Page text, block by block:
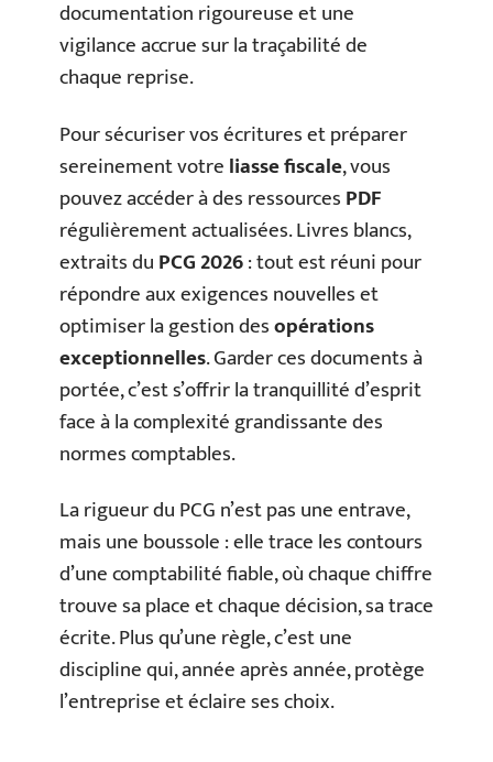
documentation rigoureuse et une
vigilance accrue sur la traçabilité de
chaque reprise.
Pour sécuriser vos écritures et préparer
sereinement votreliasse fiscale, vous
pouvez accéder à des ressourcesPDF
régulièrement actualisées. Livres blancs,
extraits duPCG 2026: tout est réuni pour
répondre aux exigences nouvelles et
optimiser la gestion desopérations
exceptionnelles. Garder ces documents à
portée, c’est s’offrir la tranquillité d’esprit
face à la complexité grandissante des
normes comptables.
La rigueur du PCG n’est pas une entrave,
mais une boussole : elle trace les contours
d’une comptabilité fiable, où chaque chiffre
trouve sa place et chaque décision, sa trace
écrite. Plus qu’une règle, c’est une
discipline qui, année après année, protège
l’entreprise et éclaire ses choix.